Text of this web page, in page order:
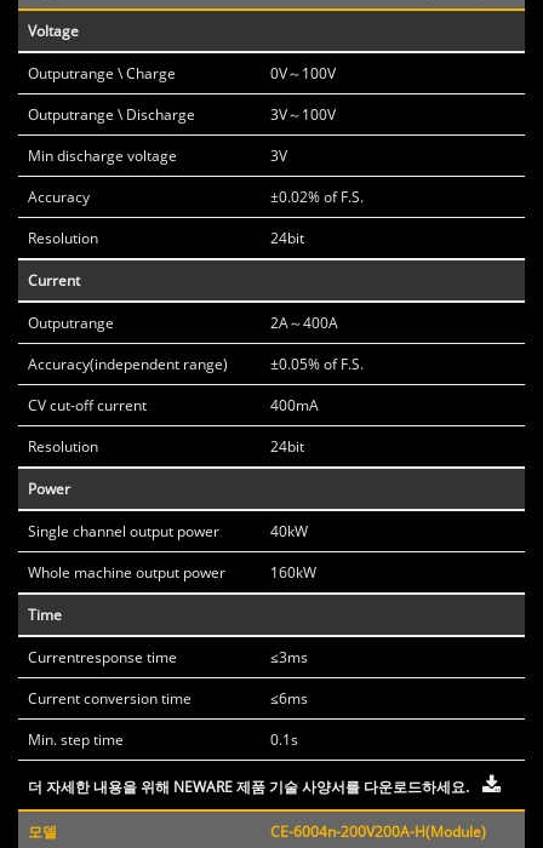
Voltage
Outputrange \ Charge
0V～100V
Outputrange \ Discharge
3V～100V
Min discharge voltage
3V
Accuracy
±0.02% of F.S.
Resolution
24bit
Current
Outputrange
2A～400A
Accuracy(independent range)
±0.05% of F.S.
CV cut-off current
400mA
Resolution
24bit
Power
Single channel output power
40kW
Whole machine output power
160kW
Time
Currentresponse time
≤3ms
Current conversion time
≤6ms
Min. step time
0.1s
더 자세한 내용을 위해 NEWARE 제품 기술 사양서를 다운로드하세요.
모델 CE-6004n-200V200A-H(Module)